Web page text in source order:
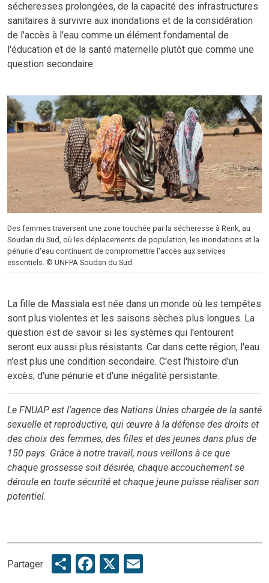
sécheresses prolongées, de la capacité des infrastructures
sanitaires à survivre aux inondations et de la considération
de l'accès à l'eau comme un élément fondamental de
l'éducation et de la santé maternelle plutôt que comme une
question secondaire.
Des femmes traversent une zone touchée par la sécheresse à Renk, au
Soudan du Sud, où les déplacements de population, les inondations et la
pénurie d'eau continuent de compromettre l'accès aux services
essentiels. © UNFPA Soudan du Sud
La fille de Massiala est née dans un monde où les tempêtes
sont plus violentes et les saisons sèches plus longues. La
question est de savoir si les systèmes qui l'entourent
seront eux aussi plus résistants. Car dans cette région, l'eau
n'est plus une condition secondaire. C'est l'histoire d'un
excès, d'une pénurie et d'une inégalité persistante.
Le FNUAP est l'agence des Nations Unies chargée de la santé
sexuelle et reproductive, qui œuvre à la défense des droits et
des choix des femmes, des filles et des jeunes dans plus de
150 pays. Grâce à notre travail, nous veillons à ce que
chaque grossesse soit désirée, chaque accouchement se
déroule en toute sécurité et chaque jeune puisse réaliser son
potentiel.
Partager ShareFacebook
X